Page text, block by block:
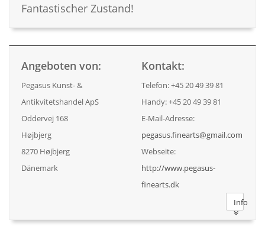
Fantastischer Zustand!
Angeboten von:
Pegasus Kunst- &
Antikvitetshandel ApS
Oddervej 168
Højbjerg
8270 Højbjerg
Dänemark
Kontakt:
Telefon: +45 20 49 39 81
Handy: +45 20 49 39 81
E-Mail-Adresse:
pegasus.finearts@gmail.com
Webseite:
http://www.pegasus-
finearts.dk
Info